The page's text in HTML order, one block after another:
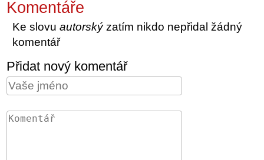
Komentáře
Ke slovuautorskýzatím nikdo nepřidal žádný
komentář
Přidat nový komentář